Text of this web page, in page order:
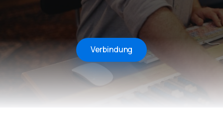
Verbindung